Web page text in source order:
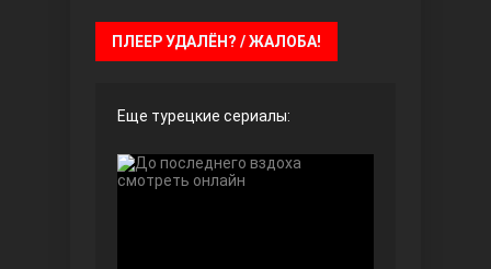
Чёрно-белая любовь
ПЛЕЕР УДАЛЁН? / ЖАЛОБА!
Еще турецкие сериалы: